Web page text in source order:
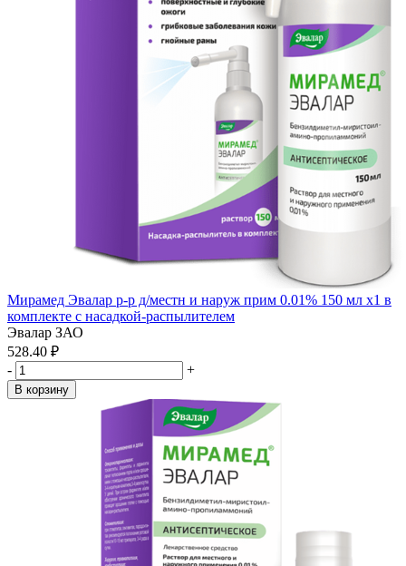
Мирамед Эвалар р-р д/местн и наруж прим 0.01% 150 мл x1 в
комплекте с насадкой-распылителем
Эвалар ЗАО
528.40 ₽
-
+
В корзину